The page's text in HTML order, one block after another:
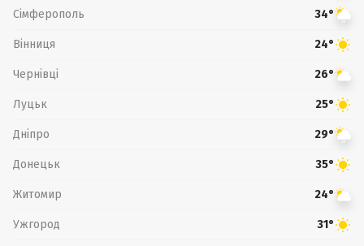
Сімферополь 34°
Вінниця 24°
Чернівці 26°
Луцьк 25°
Дніпро 29°
Донецьк 35°
Житомир 24°
Ужгород 31°